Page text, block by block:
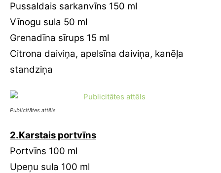
Pussaldais sarkanvīns 150 ml
Vīnogu sula 50 ml
Grenadīna sīrups 15 ml
Citrona daiviņa, apelsīna daiviņa, kanēļa
standziņa
Publicitātes attēls
2.Karstais portvīns
Portvīns 100 ml
Upeņu sula 100 ml